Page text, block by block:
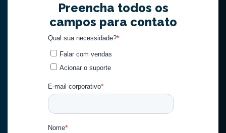
Preencha todos os
campos para contato